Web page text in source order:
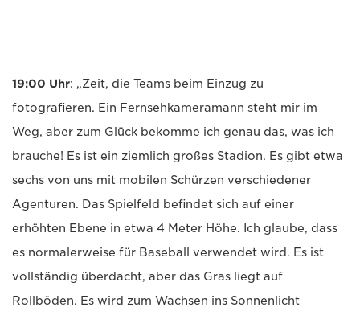
19:00 Uhr: „Zeit, die Teams beim Einzug zu
fotografieren. Ein Fernsehkameramann steht mir im
Weg, aber zum Glück bekomme ich genau das, was ich
brauche! Es ist ein ziemlich großes Stadion. Es gibt etwa
sechs von uns mit mobilen Schürzen verschiedener
Agenturen. Das Spielfeld befindet sich auf einer
erhöhten Ebene in etwa 4 Meter Höhe. Ich glaube, dass
es normalerweise für Baseball verwendet wird. Es ist
vollständig überdacht, aber das Gras liegt auf
Rollböden. Es wird zum Wachsen ins Sonnenlicht